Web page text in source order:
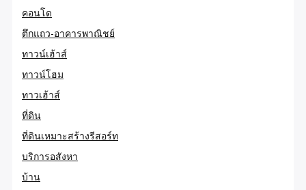
คอนโด
ตึกแถว-อาคารพาณิชย์
ทาวน์เฮ้าส์
ทาวน์โฮม
ทาวเฮ้าส์
ที่ดิน
ที่ดินเหมาะสร้างรีสอร์ท
บริการอสังหา
บ้าน